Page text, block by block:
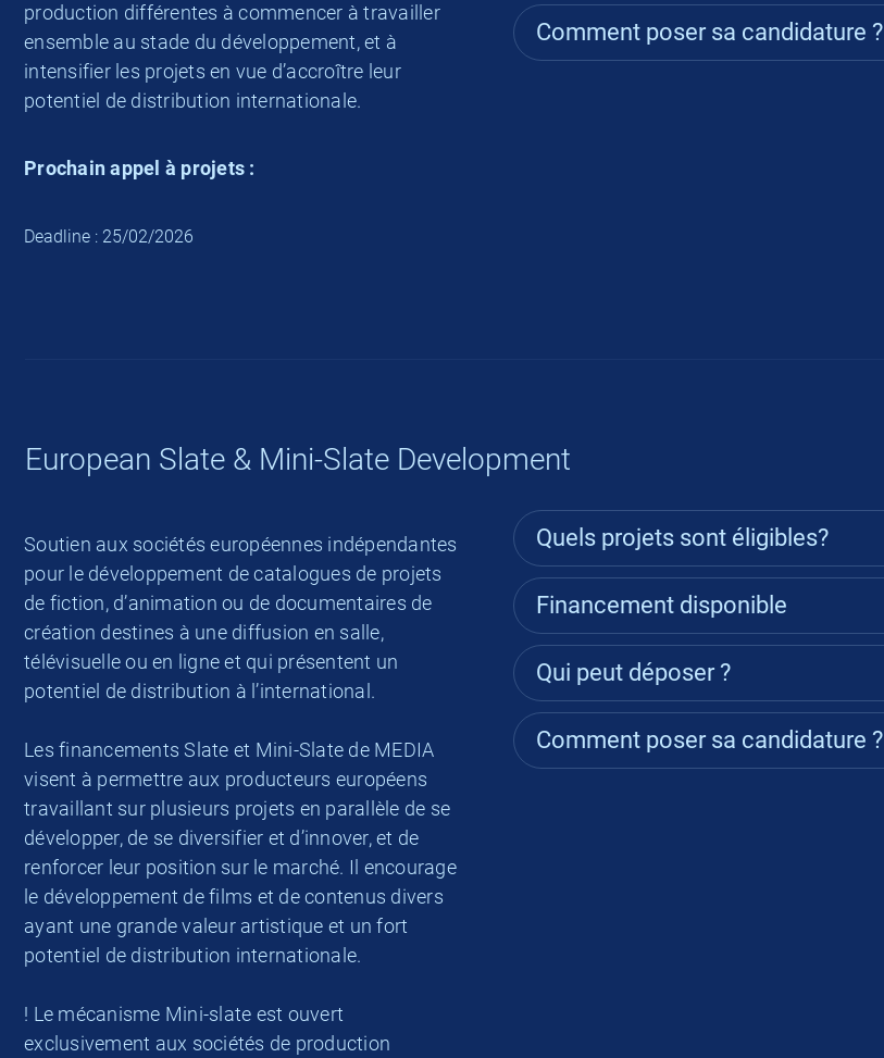
production différentes à commencer à travailler
ensemble au stade du développement, et à
intensifier les projets en vue d’accroître leur
potentiel de distribution internationale.
Prochain appel à projets :
Deadline : 25/02/2026
Comment poser sa candidature ?
European Slate & Mini-Slate Development
Soutien aux sociétés européennes indépendantes
pour le développement de catalogues de projets
de fiction, d’animation ou de documentaires de
création destines à une diffusion en salle,
télévisuelle ou en ligne et qui présentent un
potentiel de distribution à l’international.
Les financements Slate et Mini-Slate de MEDIA
visent à permettre aux producteurs européens
travaillant sur plusieurs projets en parallèle de se
développer, de se diversifier et d’innover, et de
renforcer leur position sur le marché. Il encourage
le développement de films et de contenus divers
ayant une grande valeur artistique et un fort
potentiel de distribution internationale.
! Le mécanisme Mini-slate est ouvert
exclusivement aux sociétés de production
Quels projets sont éligibles?
Financement disponible
Qui peut déposer ?
Comment poser sa candidature ?